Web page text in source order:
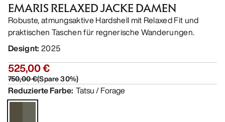
EMARIS RELAXED JACKE DAMEN
Robuste, atmungsaktive Hardshell mit Relaxed Fit und
praktischen Taschen für regnerische Wanderungen.
Designt: 2025
525,00 €
750,00 €(Spare30%)
Reduzierte Farbe: Tatsu / Forage